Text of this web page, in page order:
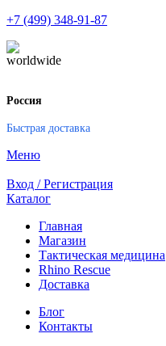
+7 (499) 348-91-87
Россия
Быстрая доставка
Меню
Вход / Регистрация
Каталог
Главная
Магазин
Тактическая медицина
Rhino Rescue
Доставка
Блог
Контакты